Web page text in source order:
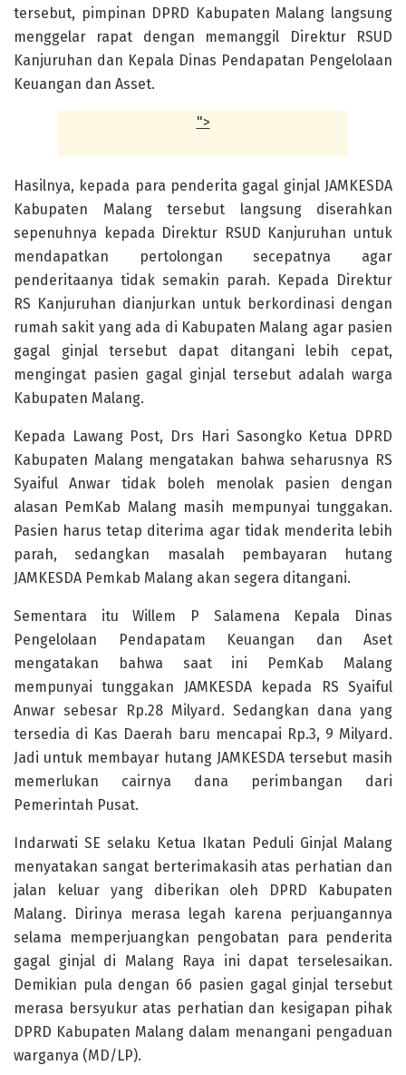
tersebut, pimpinan DPRD Kabupaten Malang langsung
menggelar rapat dengan memanggil Direktur RSUD
Kanjuruhan dan Kepala Dinas Pendapatan Pengelolaan
Keuangan dan Asset.
">
Hasilnya, kepada para penderita gagal ginjal JAMKESDA
Kabupaten Malang tersebut langsung diserahkan
sepenuhnya kepada Direktur RSUD Kanjuruhan untuk
mendapatkan pertolongan secepatnya agar
penderitaanya tidak semakin parah. Kepada Direktur
RS Kanjuruhan dianjurkan untuk berkordinasi dengan
rumah sakit yang ada di Kabupaten Malang agar pasien
gagal ginjal tersebut dapat ditangani lebih cepat,
mengingat pasien gagal ginjal tersebut adalah warga
Kabupaten Malang.
Kepada Lawang Post, Drs Hari Sasongko Ketua DPRD
Kabupaten Malang mengatakan bahwa seharusnya RS
Syaiful Anwar tidak boleh menolak pasien dengan
alasan PemKab Malang masih mempunyai tunggakan.
Pasien harus tetap diterima agar tidak menderita lebih
parah, sedangkan masalah pembayaran hutang
JAMKESDA Pemkab Malang akan segera ditangani.
Sementara itu Willem P Salamena Kepala Dinas
Pengelolaan Pendapatam Keuangan dan Aset
mengatakan bahwa saat ini PemKab Malang
mempunyai tunggakan JAMKESDA kepada RS Syaiful
Anwar sebesar Rp.28 Milyard. Sedangkan dana yang
tersedia di Kas Daerah baru mencapai Rp.3, 9 Milyard.
Jadi untuk membayar hutang JAMKESDA tersebut masih
memerlukan cairnya dana perimbangan dari
Pemerintah Pusat.
Indarwati SE selaku Ketua Ikatan Peduli Ginjal Malang
menyatakan sangat berterimakasih atas perhatian dan
jalan keluar yang diberikan oleh DPRD Kabupaten
Malang. Dirinya merasa legah karena perjuangannya
selama memperjuangkan pengobatan para penderita
gagal ginjal di Malang Raya ini dapat terselesaikan.
Demikian pula dengan 66 pasien gagal ginjal tersebut
merasa bersyukur atas perhatian dan kesigapan pihak
DPRD Kabupaten Malang dalam menangani pengaduan
warganya (MD/LP).